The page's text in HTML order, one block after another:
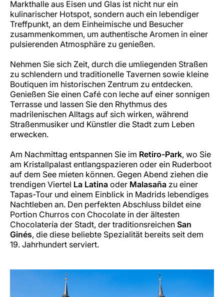
Markthalle aus Eisen und Glas ist nicht nur ein
kulinarischer Hotspot, sondern auch ein lebendiger
Treffpunkt, an dem Einheimische und Besucher
zusammenkommen, um authentische Aromen in einer
pulsierenden Atmosphäre zu genießen.
Nehmen Sie sich Zeit, durch die umliegenden Straßen
zu schlendern und traditionelle Tavernen sowie kleine
Boutiquen im historischen Zentrum zu entdecken.
Genießen Sie einen Café con leche auf einer sonnigen
Terrasse und lassen Sie den Rhythmus des
madrilenischen Alltags auf sich wirken, während
Straßenmusiker und Künstler die Stadt zum Leben
erwecken.
Am Nachmittag entspannen Sie im Retiro-Park, wo Sie
am Kristallpalast entlangspazieren oder ein Ruderboot
auf dem See mieten können. Gegen Abend ziehen die
trendigen Viertel La Latina oder Malasaña zu einer
Tapas-Tour und einem Einblick in Madrids lebendiges
Nachtleben an. Den perfekten Abschluss bildet eine
Portion Churros con Chocolate in der ältesten
Chocolatería der Stadt, der traditionsreichen San
Ginés, die diese beliebte Spezialität bereits seit dem
19. Jahrhundert serviert.